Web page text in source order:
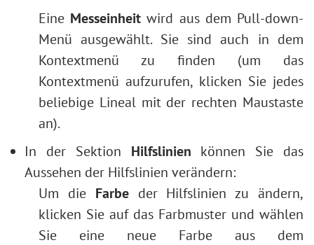
Eine Messeinheit wird aus dem Pull-down-
Menü ausgewählt. Sie sind auch in dem
Kontextmenü zu finden (um das
Kontextmenü aufzurufen, klicken Sie jedes
beliebige Lineal mit der rechten Maustaste
an).
In der Sektion Hilfslinien können Sie das
Aussehen der Hilfslinien verändern:
Um die Farbeder Hilfslinien zu ändern,
klicken Sie auf das Farbmuster und wählen
Sie eine neue Farbe aus dem